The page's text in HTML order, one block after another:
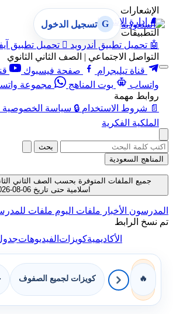
الإشعارات
🔔 إدارة الإشعارات
التطبيقات
🤖 تحميل تطبيق أندرويد  تحميل تطبيق
التواصل الاجتماعي | الصف الثاني الثانوي
قناة تيليجرام
صفحة فيسبوك
واتساب
بوت المناهج
مجموعة
روابط مهمة
📄 شروط الاستخدام 🔒 سياسة الخصوصية
الملكية الفكرية
G تسجيل الدخول
بحث
المناهج السعودية
جميع الملفات المتوفرة بحسب الصف الثاني
اسلامية حتى تاريخ 06-08-2026
المدرسون الأخبار ملفات اليوم ملفات
تم نسخ الرابط
الأكاديميةكويزاتالفيديوهات
🔥 كويزات لجميع الصفوف